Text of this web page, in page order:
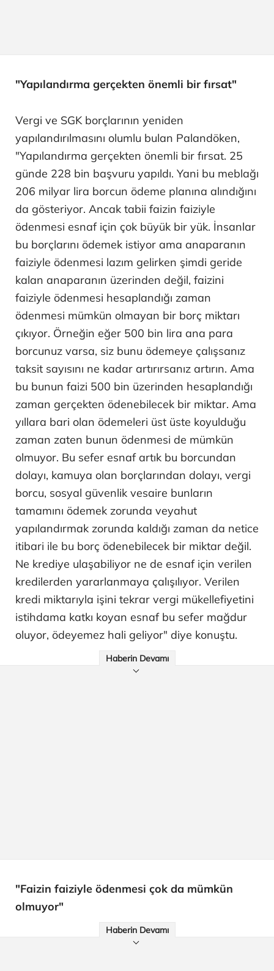
"Yapılandırma gerçekten önemli bir fırsat"
Vergi ve SGK borçlarının yeniden
yapılandırılmasını olumlu bulan Palandöken,
"Yapılandırma gerçekten önemli bir fırsat. 25
günde 228 bin başvuru yapıldı. Yani bu meblağı
206 milyar lira borcun ödeme planına alındığını
da gösteriyor. Ancak tabii faizin faiziyle
ödenmesi esnaf için çok büyük bir yük. İnsanlar
bu borçlarını ödemek istiyor ama anaparanın
faiziyle ödenmesi lazım gelirken şimdi geride
kalan anaparanın üzerinden değil, faizini
faiziyle ödenmesi hesaplandığı zaman
ödenmesi mümkün olmayan bir borç miktarı
çıkıyor. Örneğin eğer 500 bin lira ana para
borcunuz varsa, siz bunu ödemeye çalışsanız
taksit sayısını ne kadar artırırsanız artırın. Ama
bu bunun faizi 500 bin üzerinden hesaplandığı
zaman gerçekten ödenebilecek bir miktar. Ama
yıllara bari olan ödemeleri üst üste koyulduğu
zaman zaten bunun ödenmesi de mümkün
olmuyor. Bu sefer esnaf artık bu borcundan
dolayı, kamuya olan borçlarından dolayı, vergi
borcu, sosyal güvenlik vesaire bunların
tamamını ödemek zorunda veyahut
yapılandırmak zorunda kaldığı zaman da netice
itibari ile bu borç ödenebilecek bir miktar değil.
Ne krediye ulaşabiliyor ne de esnaf için verilen
kredilerden yararlanmaya çalışılıyor. Verilen
kredi miktarıyla işini tekrar vergi mükellefiyetini
istihdama katkı koyan esnaf bu sefer mağdur
oluyor, ödeyemez hali geliyor" diye konuştu.
Haberin Devamı
"Faizin faiziyle ödenmesi çok da mümkün
olmuyor"
Haberin Devamı